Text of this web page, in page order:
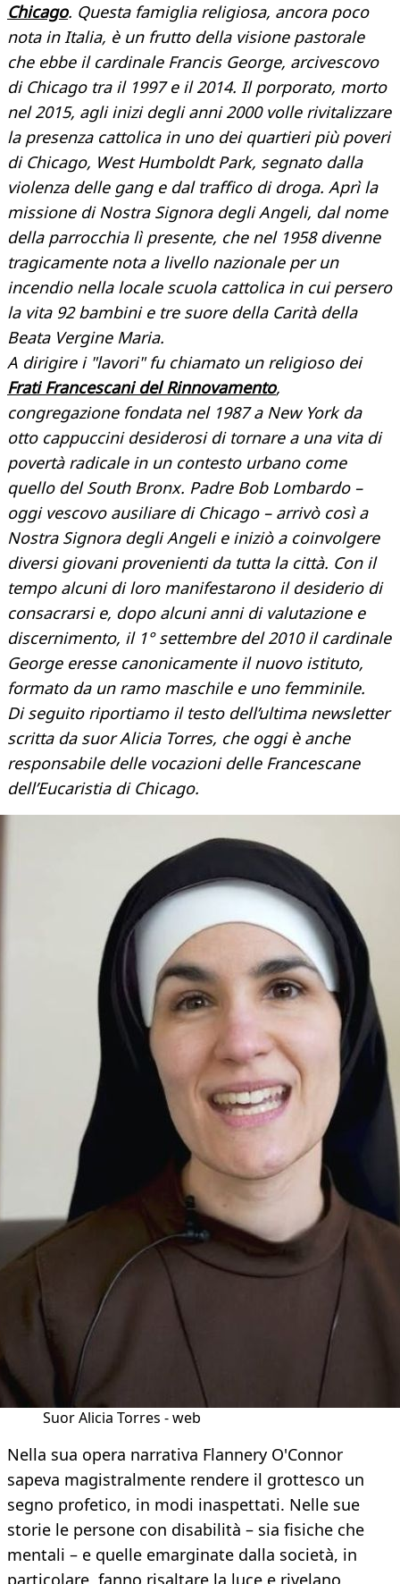
Chicago. Questa famiglia religiosa, ancora poco
nota in Italia, è un frutto della visione pastorale
che ebbe il cardinale Francis George, arcivescovo
di Chicago tra il 1997 e il 2014. Il porporato, morto
nel 2015, agli inizi degli anni 2000 volle rivitalizzare
la presenza cattolica in uno dei quartieri più poveri
di Chicago, West Humboldt Park, segnato dalla
violenza delle gang e dal traffico di droga. Aprì la
missione di Nostra Signora degli Angeli, dal nome
della parrocchia lì presente, che nel 1958 divenne
tragicamente nota a livello nazionale per un
incendio nella locale scuola cattolica in cui persero
la vita 92 bambini e tre suore della Carità della
Beata Vergine Maria.
A dirigire i "lavori" fu chiamato un religioso dei
Frati Francescani del Rinnovamento,
congregazione fondata nel 1987 a New York da
otto cappuccini desiderosi di tornare a una vita di
povertà radicale in un contesto urbano come
quello del South Bronx. Padre Bob Lombardo –
oggi vescovo ausiliare di Chicago – arrivò così a
Nostra Signora degli Angeli e iniziò a coinvolgere
diversi giovani provenienti da tutta la città. Con il
tempo alcuni di loro manifestarono il desiderio di
consacrarsi e, dopo alcuni anni di valutazione e
discernimento, il 1° settembre del 2010 il cardinale
George eresse canonicamente il nuovo istituto,
formato da un ramo maschile e uno femminile.
Di seguito riportiamo il testo dell’ultima newsletter
scritta da suor Alicia Torres, che oggi è anche
responsabile delle vocazioni delle Francescane
dell’Eucaristia di Chicago.
Suor Alicia Torres - web
Nella sua opera narrativa Flannery O'Connor
sapeva magistralmente rendere il grottesco un
segno profetico, in modi inaspettati. Nelle sue
storie le persone con disabilità – sia fisiche che
mentali – e quelle emarginate dalla società, in
particolare, fanno risaltare la luce e rivelano